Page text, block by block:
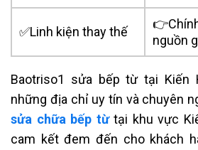
✅Linh kiện thay thế
nguồn
Baotriso1 sửa bếp từ tại Kiến
những địa chỉ uy tín và chuyên
sửa chữa bếp từtại khu vực
cam kết đem đến cho khách